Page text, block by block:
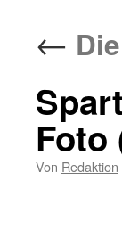
←
Foto
Von Redaktion